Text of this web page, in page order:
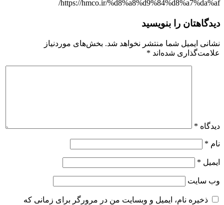
https://hmco.ir/%d8%a8%d9%84%d8%a7%da%af/
دیدگاهتان را بنویسید
نشانی ایمیل شما منتشر نخواهد شد. بخش‌های موردنیاز
علامت‌گذاری شده‌اند *
دیدگاه *
نام *
ایمیل *
وب‌ سایت
ذخیره نام، ایمیل و وبسایت من در مرورگر برای زمانی که